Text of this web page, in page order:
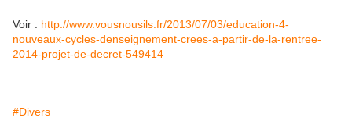
Voir : http://www.vousnousils.fr/2013/07/03/education-4-
nouveaux-cycles-denseignement-crees-a-partir-de-la-rentree-
2014-projet-de-decret-549414
#Divers